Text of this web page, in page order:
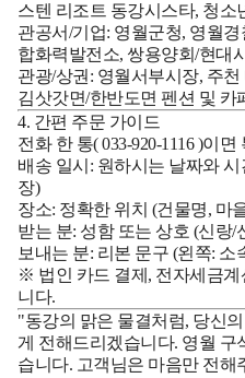
스텐 리조트 동강시스타, 청소
관공서/기업: 영월군청, 영월
합화력발전소, 쌍용양회/현대
관광/상권: 영월서부시장, 주
김삿갓면/한반도면 펜션 및 카
4. 간편 주문 가이드
전화 한 통(033-920-1116)이면
배송 일시: 원하시는 날짜와 시
장)
장소: 정확한 위치 (건물명, 마
받는 분: 성함 또는 상호 (신랑/
보내는 분: 리본 문구 (왼쪽: 소
※ 법인 카드 결제, 전자세금
니다.
"동강의 맑은 물결처럼, 당신
게 전해드리겠습니다. 영월 구
습니다. 고객님은 마음만 전